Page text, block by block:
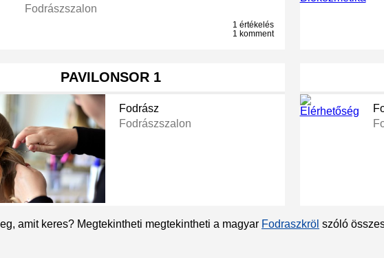
Fodrászszalon
1 értékelés
1 komment
PAVILONSOR 1
Fodrász
Fodrászszalon
amit keres? Megtekintheti megtekintheti a magyar Fodraszkröl szóló